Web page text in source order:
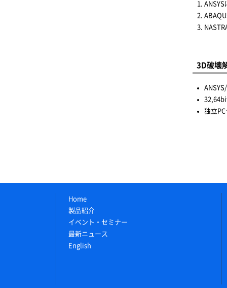
3D破壊
独立
Home
製品紹介
イベント・セミナー
最新ニュース
English